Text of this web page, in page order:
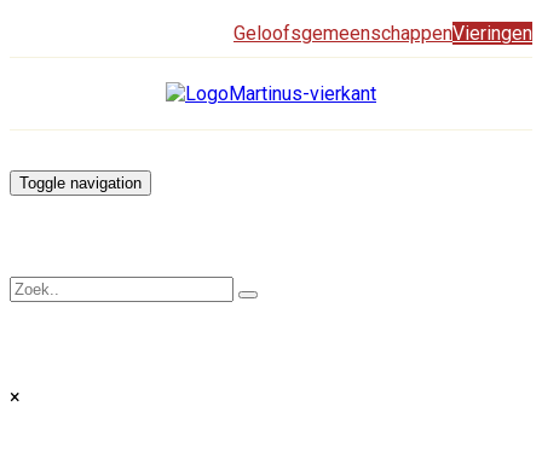
GeloofsgemeenschappenVieringen
Toggle navigation
×